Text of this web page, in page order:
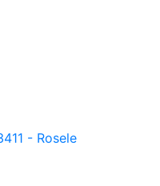
- Rosele